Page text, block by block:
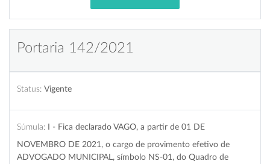
Portaria 142/2021
Status: Vigente
Súmula: I - Fica declarado VAGO, a partir de 01 DE
NOVEMBRO DE 2021, o cargo de provimento efetivo de
ADVOGADO MUNICIPAL, símbolo NS-01, do Quadro de